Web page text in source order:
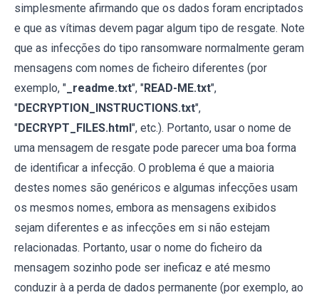
simplesmente afirmando que os dados foram encriptados
e que as vítimas devem pagar algum tipo de resgate. Note
que as infecções do tipo ransomware normalmente geram
mensagens com nomes de ficheiro diferentes (por
exemplo, " _readme.txt", "READ-ME.txt",
"DECRYPTION_INSTRUCTIONS.txt",
"DECRYPT_FILES.html", etc.). Portanto, usar o nome de
uma mensagem de resgate pode parecer uma boa forma
de identificar a infecção. O problema é que a maioria
destes nomes são genéricos e algumas infecções usam
os mesmos nomes, embora as mensagens exibidos
sejam diferentes e as infecções em si não estejam
relacionadas. Portanto, usar o nome do ficheiro da
mensagem sozinho pode ser ineficaz e até mesmo
conduzir à a perda de dados permanente (por exemplo, ao